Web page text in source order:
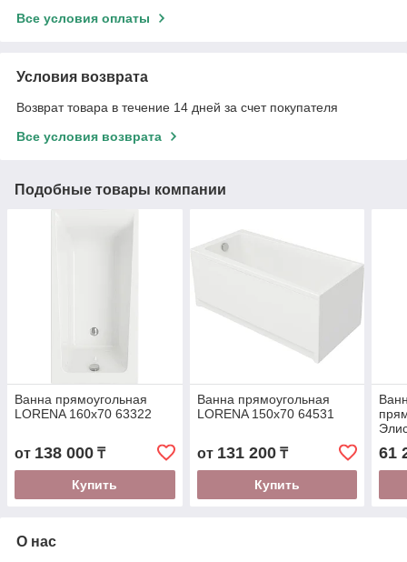
Все условия оплаты
Условия возврата
Возврат товара в течение 14 дней за счет покупателя
Все условия возврата
Подобные товары компании
Ванна прямоугольная
LORENA 160x70 63322
от 138 000 ₸
Купить
Ванна прямоугольная
LORENA 150x70 64531
от 131 200₸
Купить
61
О нас